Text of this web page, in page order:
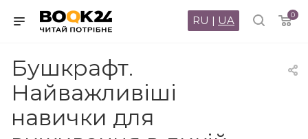
0
RU | UA
Бушкрафт.
Найважливіші
навички для